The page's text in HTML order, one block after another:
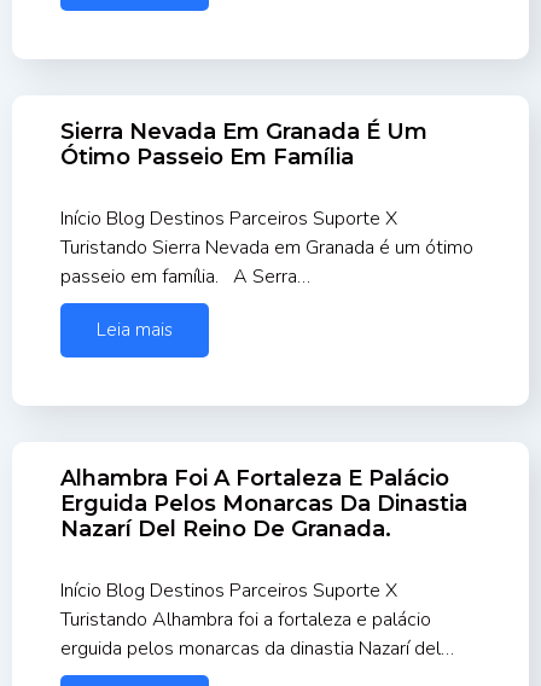
Sierra Nevada Em Granada É Um
Ótimo Passeio Em Família
Início Blog Destinos Parceiros Suporte X
Turistando Sierra Nevada em Granada é um ótimo
passeio em família. A Serra…
Leia mais
Alhambra Foi A Fortaleza E Palácio
Erguida Pelos Monarcas Da Dinastia
Nazarí Del Reino De Granada.
Início Blog Destinos Parceiros Suporte X
Turistando Alhambra foi a fortaleza e palácio
erguida pelos monarcas da dinastia Nazarí del…